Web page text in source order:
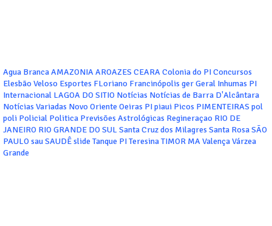
Agua BrancaAMAZONIAAROAZES CEARAColonia do PIConcursos
Elesbão Veloso Esportes FLoriano Francinópolis gerGeral Inhumas PI
Internacional LAGOA DO SITIO Notícias Notícias de Barra D'Alcântara
Notícias Variadas Novo Oriente Oeiras PIpiaui Picos PIMENTEIRAS pol
poli Policial Politica Previsões Astrológicas Regineraçao RIO DE
JANEIRO RIO GRANDE DO SUL Santa Cruz dos Milagres Santa RosaSÃO
PAULOsauSAUDÊslide Tanque PITeresinaTIMOR MAValençaVárzea
Grande